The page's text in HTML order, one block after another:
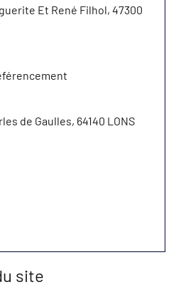
Et René Filhol, 47300
de Gaulles, 64140 LONS
site